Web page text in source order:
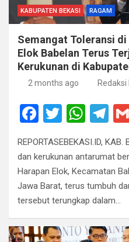
KABUPATEN BEKASI RAGAM
Semangat Toleransi
Elok Babelan Terus
Kerukunan di
2 months ago Redaksi
F
ce
b
o
o
k
T
tt
er
W
at
s
A
p
p
T
e
gr
a
m
REPORTASEBEKASI.ID,
dan kerukunan antarumat
Harapan Elok, Kecamatan
Jawa Barat, terus tumbuh
tersebut terungkap dalam…